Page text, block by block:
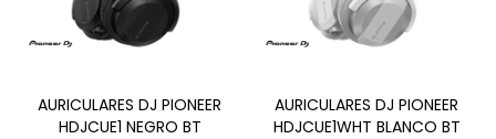
AURICULARES DJ PIONEER
HDJCUE1 NEGRO BT
AURICULARES DJ PIONEER
HDJCUE1WHT BLANCO BT